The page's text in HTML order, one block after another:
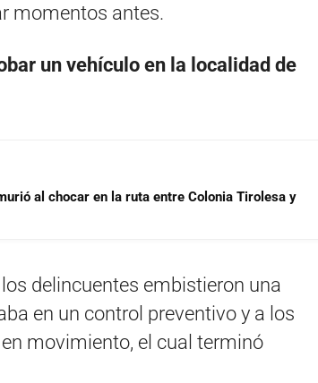
momentos antes.
un vehículo en la localidad de
al chocar en la ruta entre Colonia Tirolesa y
delincuentes embistieron una
en un control preventivo y a los
movimiento, el cual terminó